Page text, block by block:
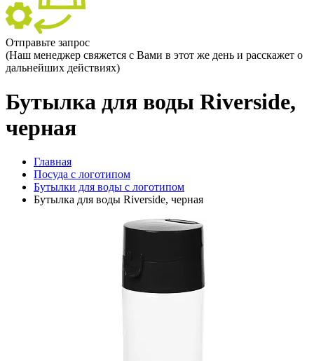
Отправьте запрос
(Наш менеджер свяжется с Вами в этот же день и расскажет о
дальнейших действиях)
Бутылка для воды Riverside,
черная
Главная
Посуда с логотипом
Бутылки для воды с логотипом
Бутылка для воды Riverside, черная